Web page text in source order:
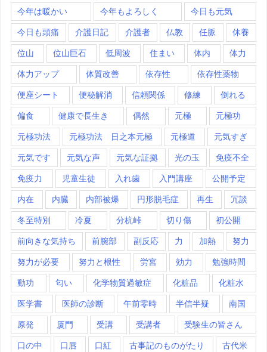
今年は暖かい 今年もよろしく 今日も元気
今日も頭痛 介護日記 介護者 仏教 任脈 休養
位山 位山巨石 低周波 住まい 体内 体力
体力アップ 体質改善 依存性 依存性薬物
便座シート 便秘解消 信頼関係 修練 倒れる
偏食 健康で長生き 偶然 元極 元極功
元極功法 元極功法 日之本元極 元極道 元気すぎ
元気です 元気な声 元気な証拠 光の玉 免疫不全
免疫力 児童生徒 入れ歯 入門講座 公開予定
内在 内臓 内部被爆 円形脱毛症 再生 冗談
冬至特別 冷夏 分杭峠 切り傷 初公開
前向きな気持ち 前腕部 副反応 力 加熱 努力
努力が必要 努力と根性 労宮 効力 勉強時間
動功 匂い 化学物質過敏症 化粧品 化粧水
医学書 医師の診断 午前零時 半信半疑 南国
原発 厦門 受講 受講者 受験生の皆さん
口の中 口唇 口紅 古事記のものがたり 古代米